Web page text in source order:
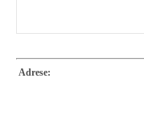
Adrese: